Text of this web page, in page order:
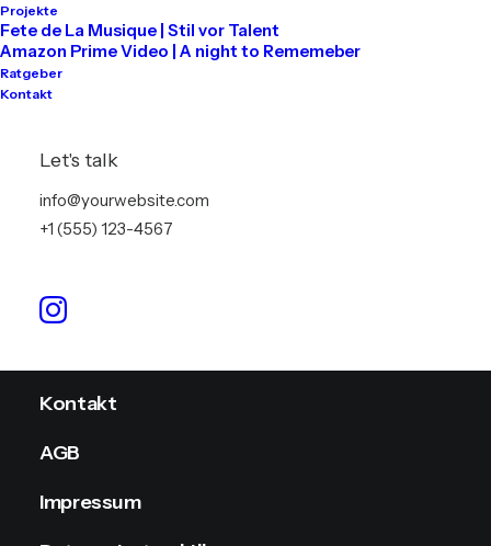
Projekte
Fete de La Musique | Stil vor Talent
Amazon Prime Video | A night to Rememeber
Ratgeber
Kontakt
Let's talk
info@yourwebsite.com
+1 (555) 123-4567
Mieten
Tontechnik
Videotechnik
Info
Kontakt
AGB
Impressum